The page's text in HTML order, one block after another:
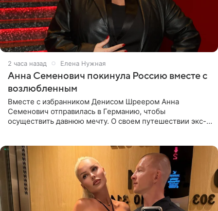
2 часа назад Елена Нужная
Анна Семенович покинула Россию вместе с
возлюбленным
Вместе с избранником Денисом Шреером Анна
Семенович отправилась в Германию, чтобы
осуществить давнюю мечту. О своем путешествии экс-